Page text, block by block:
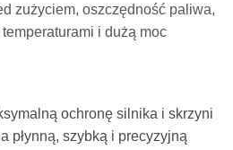
zużyciem, oszczędność paliwa,
i dużą moc
ochronę silnika i skrzyni
płynną, szybką i precyzyjną